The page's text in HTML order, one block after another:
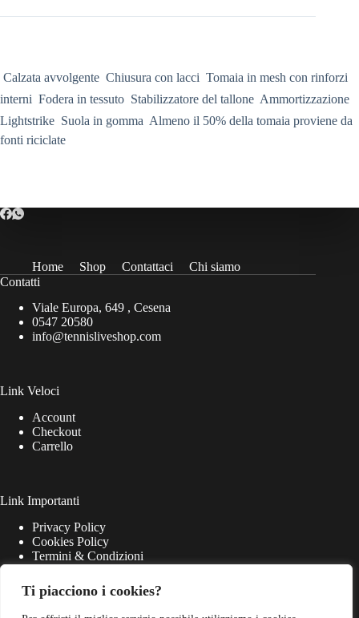
Ti piacciono i cookies?
 Calzata avvolgente  Chiusura con lacci  Tomaia in mesh con rinforzi
interni  Fodera in tessuto  Stabilizzatore del tallone  Ammortizzazione
Lightstrike  Suola in gomma  Almeno il 50% della tomaia proviene da
fonti riciclate
Home Shop Contattaci
Chi siamo
Contatti
Viale Europa, 649 , Cesena
0547 20580
info@tennisliveshop.com
Link Veloci
Account
Checkout
Carrello
Link Importanti
Privacy Policy
Cookies Policy
Termini & Condizioni